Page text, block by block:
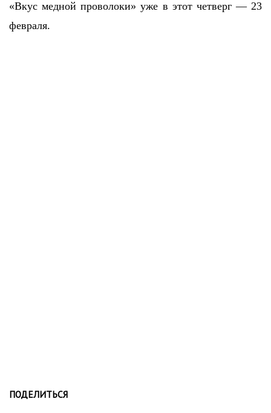
«Вкус медной проволоки» уже в этот четверг — 23
февраля.
ПОДЕЛИТЬСЯ